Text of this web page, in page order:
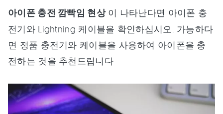
아이폰 충전 깜빡임 현상이 나타난다면 아이폰 충
전기와 Lightning 케이블을 확인하십시오. 가능하다
면 정품 충전기와 케이블을 사용하여 아이폰을 충
전하는 것을 추천드립니다